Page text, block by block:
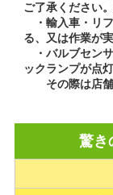
ご了承ください
・輸入車・リ
る、又は作業が
・バルブセン
ックランプが点
その際は店
驚き